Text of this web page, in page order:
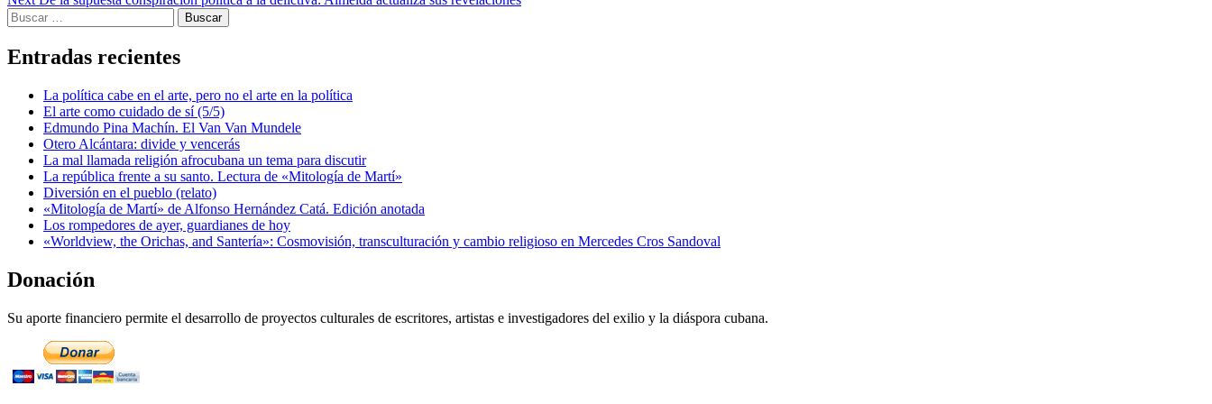
navigation
Buscar:
Entradas recientes
La política cabe en el arte, pero no el arte en la política
El arte como cuidado de sí (5/5)
Edmundo Pina Machín. El Van Van Mundele
Otero Alcántara: divide y vencerás
La mal llamada religión afrocubana un tema para discutir
La república frente a su santo. Lectura de «Mitología de Martí»
Diversión en el pueblo (relato)
«Mitología de Martí» de Alfonso Hernández Catá. Edición anotada
Los rompedores de ayer, guardianes de hoy
«Worldview, the Orichas, and Santería»: Cosmovisión, transculturación y cambio religioso en Mercedes Cros Sandoval
Donación
Su aporte financiero permite el desarrollo de proyectos culturales de escritores, artistas e investigadores del exilio y la diáspora cubana.